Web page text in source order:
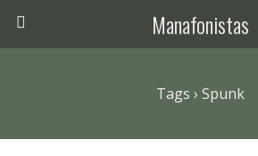
Manafonistas
Tags › Spunk